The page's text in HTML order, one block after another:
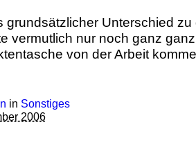
grundsätzlicher Unterschied
vermutlich nur noch ganz
von der Arbeit
in Sonstiges
2006